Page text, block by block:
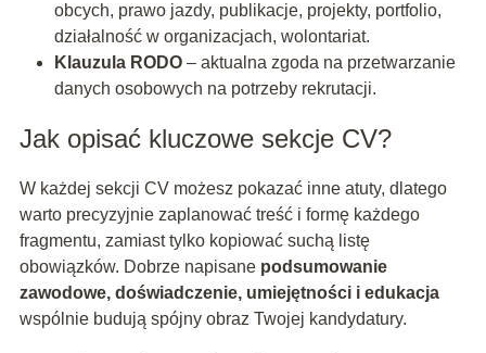
obcych, prawo jazdy, publikacje, projekty, portfolio,
działalność w organizacjach, wolontariat.
Klauzula RODO– aktualna zgoda na przetwarzanie
danych osobowych na potrzeby rekrutacji.
Jak opisać kluczowe sekcje CV?
W każdej sekcji CV możesz pokazać inne atuty, dlatego
warto precyzyjnie zaplanować treść i formę każdego
fragmentu, zamiast tylko kopiować suchą listę
obowiązków. Dobrze napisane podsumowanie
zawodowe, doświadczenie, umiejętności i edukacja
wspólnie budują spójny obraz Twojej kandydatury.